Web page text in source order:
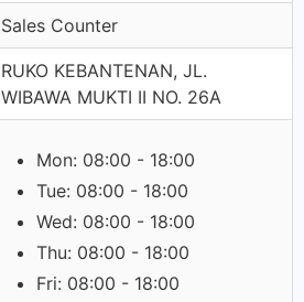
Sales Counter
RUKO KEBANTENAN, JL.
WIBAWA MUKTI II NO. 26A
Mon: 08:00 - 18:00
Tue: 08:00 - 18:00
Wed: 08:00 - 18:00
Thu: 08:00 - 18:00
Fri: 08:00 - 18:00